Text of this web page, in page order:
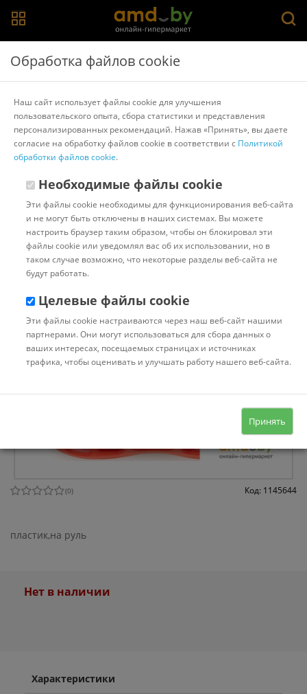
Главная > Каталог товаров Аксессуары для велосипеда
Hualong
Корзина Hualong HL-BS07-1RD
Другие товары Hualong
(0) Код: 1145644
пластик,на руль
Нет в наличии
Характеристики
Обработка файлов cookie
Наш сайт использует файлы cookie для улучшения
пользовательского опыта, сбора статистики и представления
персонализированных рекомендаций. Нажав «Принять», вы даете
согласие на обработку файлов cookie в соответствии с Политикой
обработки файлов cookie.
Необходимые файлы cookie
Эти файлы cookie необходимы для функционирования веб-сайта
и не могут быть отключены в наших системах. Вы можете
настроить браузер таким образом, чтобы он блокировал эти
файлы cookie или уведомлял вас об их использовании, но в
таком случае возможно, что некоторые разделы веб-сайта не
будут работать.
Целевые файлы cookie
Эти файлы cookie настраиваются через наш веб-сайт нашими
партнерами. Они могут использоваться для сбора данных о
ваших интересах, посещаемых страницах и источниках
трафика, чтобы оценивать и улучшать работу нашего веб-сайта.
Принять